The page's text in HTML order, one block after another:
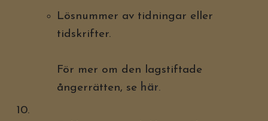
Lösnummer av tidningar eller
tidskrifter.
För mer om den lagstiftade
ångerrätten, se här.